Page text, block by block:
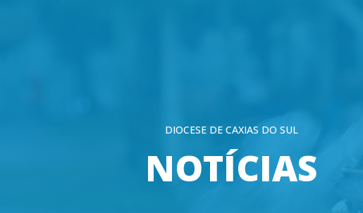
DIOCESE DE CAXIAS DO SUL
NOTÍCIAS